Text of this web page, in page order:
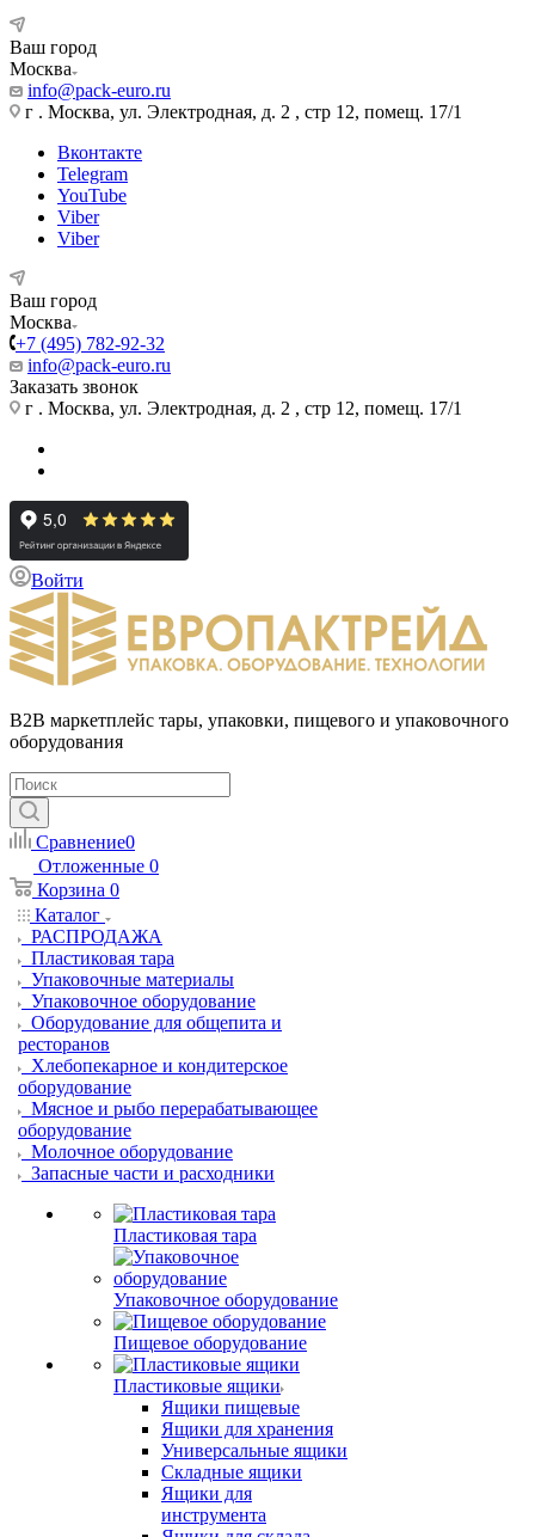
Ваш город
Москва
info@pack-euro.ru
г . Москва, ул. Электродная, д. 2 , стр 12, помещ. 17/1
Вконтакте
Telegram
YouTube
Viber
Viber
Ваш город
Москва
+7 (495) 782-92-32
info@pack-euro.ru
Заказать звонок
г . Москва, ул. Электродная, д. 2 , стр 12, помещ. 17/1
Войти
B2B маркетплейс тары, упаковки, пищевого и упаковочного
оборудования
Сравнение0
Отложенные 0
Корзина 0
Каталог
РАСПРОДАЖА
Пластиковая тара
Упаковочные материалы
Упаковочное оборудование
Оборудование для общепита и
ресторанов
Хлебопекарное и кондитерское
оборудование
Мясное и рыбо перерабатывающее
оборудование
Молочное оборудование
Запасные части и расходники
Пластиковая тара
Упаковочное оборудование
Пищевое оборудование
Пластиковые ящики
Ящики пищевые
Ящики для хранения
Универсальные ящики
Складные ящики
Ящики для
инструмента